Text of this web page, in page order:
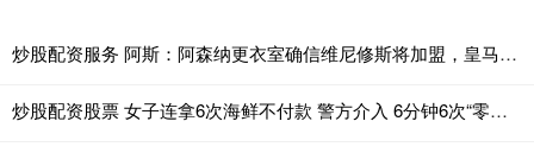
炒股配资服务 阿斯：阿森纳更衣室确信维尼修斯将加盟，皇马不会满足其薪资要求
炒股配资股票 女子连拿6次海鲜不付款 警方介入 6分钟6次“零元购”